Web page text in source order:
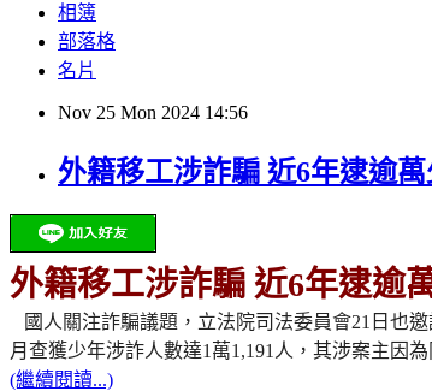
相簿
部落格
名片
Nov 25 Mon 2024 14:56
外籍移工涉詐騙 近6年逮逾
外籍移工涉詐騙 近6年逮逾
國人關注詐騙議題，立法院司法委員會21日也
月查獲少年涉詐人數達1萬1,191人，其涉案主因為
(繼續閱讀...)